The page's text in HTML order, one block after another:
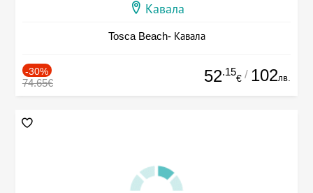
Кавала
Tosca Beach- Кавала
-30%
74.65€ 52.15
€ / 102лв.